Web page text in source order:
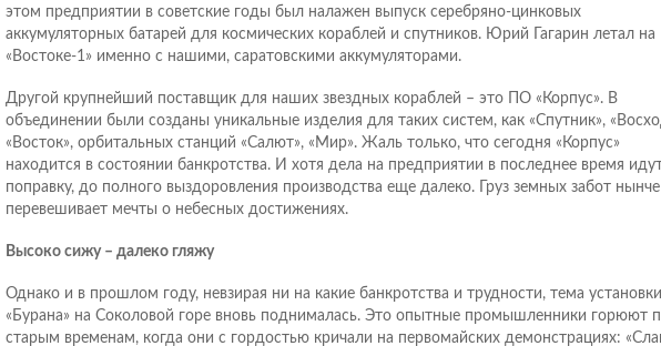
этом предприятии в советские годы был налажен выпуск серебряно-цинковых
аккумуляторных батарей для космических кораблей и спутников. Юрий Гагарин летал на
«Востоке-1» именно с нашими, саратовскими аккумуляторами.
Другой крупнейший поставщик для наших звездных кораблей – это ПО «Корпус». В
объединении были созданы уникальные изделия для таких систем, как «Спутник»,
«Восток», орбитальных станций «Салют», «Мир». Жаль только, что сегодня «Корпус»
находится в состоянии банкротства. И хотя дела на предприятии в последнее время
поправку, до полного выздоровления производства еще далеко. Груз земных забот нынче
перевешивает мечты о небесных достижениях.
Высоко сижу – далеко гляжу
Однако и в прошлом году, невзирая ни на какие банкротства и трудности, тема установки
«Бурана» на Соколовой горе вновь поднималась. Это опытные промышленники горюют
старым временам, когда они с гордостью кричали на первомайских демонстрациях: